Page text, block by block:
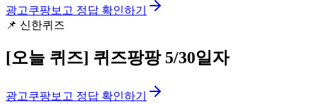
광고쿠팡보고 정답 확인하기
📌 신한퀴즈
[오늘 퀴즈] 퀴즈팡팡 5/30일자
광고쿠팡보고 정답 확인하기